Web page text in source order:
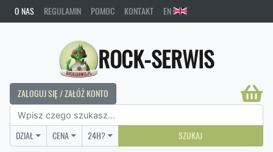
O NAS REGULAMIN POMOC KONTAKT EN
ROCK-SERWIS
ZALOGUJ SIĘ / ZAŁÓŻ KONTO
DZIAŁ CENA 24H? SZUKAJ